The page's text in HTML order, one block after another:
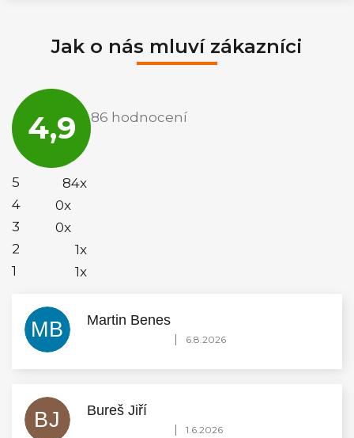
Jak o nás mluví zákazníci
4,9
obchodu
je
86 hodnocení
5
84x
4
0x
3
0x
2
1x
1
1x
MB Martin Benes
Hodnocení obchodu je 5 z 5 hvězdiček.
| 6.8.2026
BJ Bureš Jiří
Hodnocení obchodu je 5 z 5 hvězdiček.
| 1.6.2026